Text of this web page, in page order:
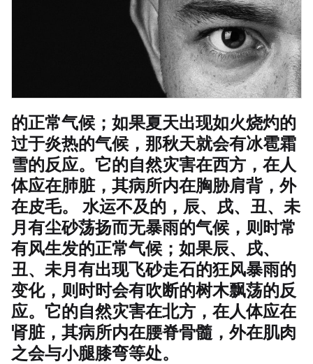
的正常气候；如果夏天出现如火烧灼的
过于炎热的气候，那秋天就会有冰雹霜
雪的反应。它的自然灾害在西方，在人
体应在肺脏，其病所内在胸胁肩背，外
在皮毛。 水运不及的，辰、戌、丑、未
月有尘砂荡扬而无暴雨的气候，则时常
有风生发的正常气候；如果辰、戌、
丑、未月有出现飞砂走石的狂风暴雨的
变化，则时时会有吹断的树木飘荡的反
应。它的自然灾害在北方，在人体应在
肾脏，其病所内在腰脊骨髓，外在肌肉
之会与小腿膝弯等处。